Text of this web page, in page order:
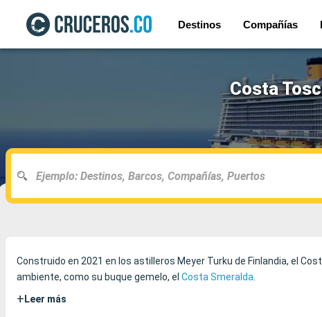
Destinos Compañías
Costa
Construido en 2021 en los astilleros Meyer Turku de Finlandia, el
ambiente, como su buque gemelo, el Costa Smeralda
+ Leer más